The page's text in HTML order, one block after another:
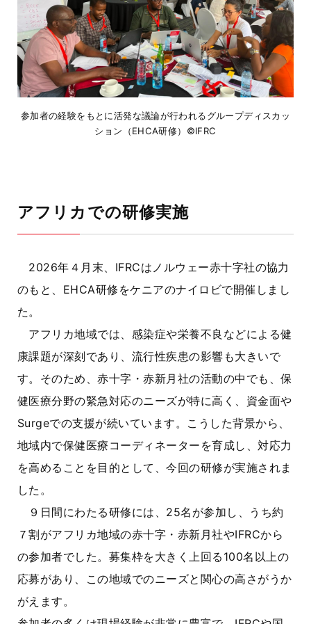
参加者の経験をもとに活発な議論が行われるグループディスカッ
ション（EHCA研修）©IFRC
アフリカでの研修実施
2026年４月末、IFRCはノルウェー赤十字社の協力
のもと、EHCA研修をケニアのナイロビで開催しまし
た。
アフリカ地域では、感染症や栄養不良などによる健
康課題が深刻であり、流行性疾患の影響も大きいで
す。そのため、赤十字・赤新月社の活動の中でも、保
健医療分野の緊急対応のニーズが特に高く、資金面や
Surgeでの支援が続いています。こうした背景から、
地域内で保健医療コーディネーターを育成し、対応力
を高めることを目的として、今回の研修が実施されま
した。
９日間にわたる研修には、25名が参加し、うち約
７割がアフリカ地域の赤十字・赤新月社やIFRCから
の参加者でした。募集枠を大きく上回る100名以上の
応募があり、この地域でのニーズと関心の高さがうか
がえます。